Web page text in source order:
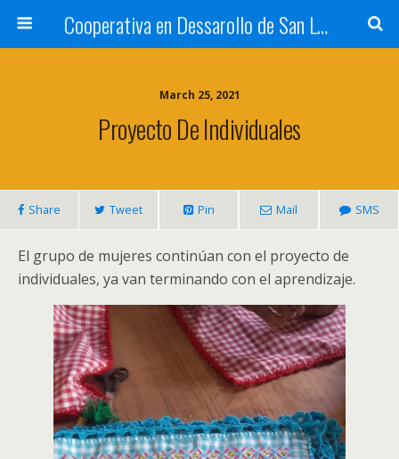
Cooperativa en Dessarollo de San Luis
March 25, 2021
Proyecto De Individuales
Share Tweet Pin Mail SMS
El grupo de mujeres continúan con el proyecto de
individuales, ya van terminando con el aprendizaje.